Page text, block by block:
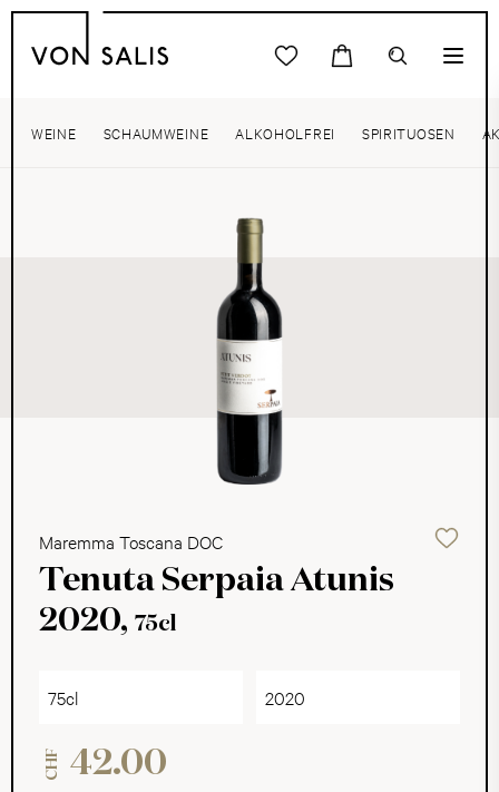
WEINE SCHAUMWEINE ALKOHOLFREI SPIRITUOSEN
Maremma Toscana DOC
Tenuta Serpaia Atunis
2020, 75cl
75cl 2020
CHF 42.00